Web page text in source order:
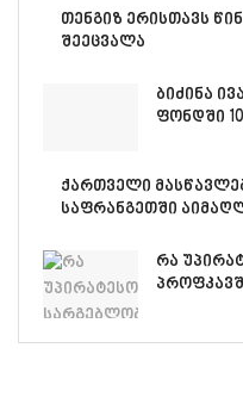
თენგიზ ერისთავს
შეეცვალა
ბიძინა
ფონდში
ქართველი
საფრანგეთში
რა